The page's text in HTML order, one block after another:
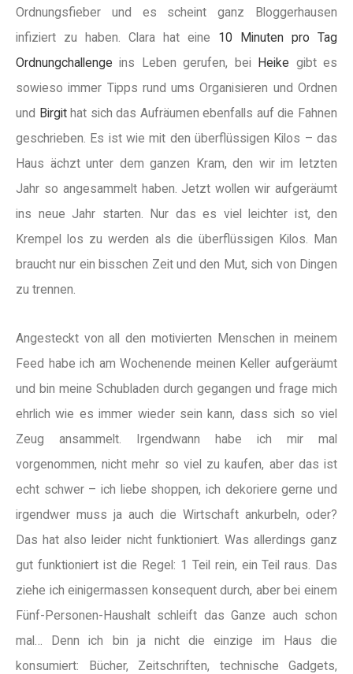
Ordnungsfieber und es scheint ganz Bloggerhausen
infiziert zu haben. Clara hat eine 10 Minuten pro Tag
Ordnungchallenge ins Leben gerufen, bei Heike gibt es
sowieso immer Tipps rund ums Organisieren und Ordnen
und Birgithat sich das Aufräumen ebenfalls auf die Fahnen
geschrieben. Es ist wie mit den überflüssigen Kilos – das
Haus ächzt unter dem ganzen Kram, den wir im letzten
Jahr so angesammelt haben. Jetzt wollen wir aufgeräumt
ins neue Jahr starten. Nur das es viel leichter ist, den
Krempel los zu werden als die überflüssigen Kilos. Man
braucht nur ein bisschen Zeit und den Mut, sich von Dingen
zu trennen.
Angesteckt von all den motivierten Menschen in meinem
Feed habe ich am Wochenende meinen Keller aufgeräumt
und bin meine Schubladen durch gegangen und frage mich
ehrlich wie es immer wieder sein kann, dass sich so viel
Zeug ansammelt. Irgendwann habe ich mir mal
vorgenommen, nicht mehr so viel zu kaufen, aber das ist
echt schwer – ich liebe shoppen, ich dekoriere gerne und
irgendwer muss ja auch die Wirtschaft ankurbeln, oder?
Das hat also leider nicht funktioniert. Was allerdings ganz
gut funktioniert ist die Regel: 1 Teil rein, ein Teil raus. Das
ziehe ich einigermassen konsequent durch, aber bei einem
Fünf-Personen-Haushalt schleift das Ganze auch schon
mal… Denn ich bin ja nicht die einzige im Haus die
konsumiert: Bücher, Zeitschriften, technische Gadgets,